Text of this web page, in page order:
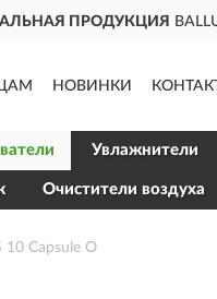
ПРОДУКЦИЯ
НОВИНКИ
Увлажнители
Очистители воздуха
10 Capsule O